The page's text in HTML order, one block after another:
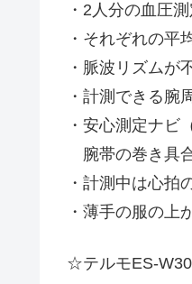
・2人分の血圧
・それぞれの平
・脈波リズムが
・計測できる腕
・安心測定ナビ
腕帯の巻き具
・計測中は心拍
・薄手の服の上
☆テル